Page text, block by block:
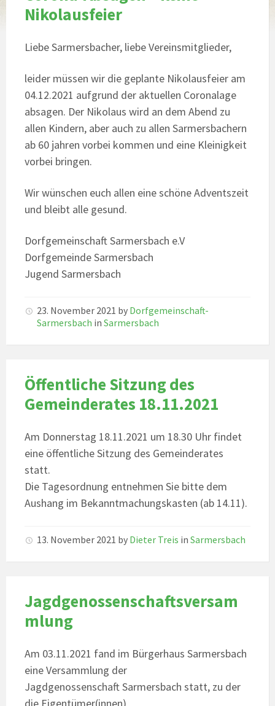
Nikolausfeier
Liebe Sarmersbacher, liebe Vereinsmitglieder,
leider müssen wir die geplante Nikolausfeier am
04.12.2021 aufgrund der aktuellen Coronalage
absagen. Der Nikolaus wird an dem Abend zu
allen Kindern, aber auch zu allen Sarmersbachern
ab 60 jahren vorbei kommen und eine Kleinigkeit
vorbei bringen.
Wir wünschen euch allen eine schöne Adventszeit
und bleibt alle gesund.
Dorfgemeinschaft Sarmersbach e.V
Dorfgemeinde Sarmersbach
Jugend Sarmersbach
23. November 2021 by Dorfgemeinschaft-
Sarmersbach in Sarmersbach
Öffentliche Sitzung des
Gemeinderates 18.11.2021
Am Donnerstag 18.11.2021 um 18.30 Uhr findet
eine öffentliche Sitzung des Gemeinderates
statt.
Die Tagesordnung entnehmen Sie bitte dem
Aushang im Bekanntmachungskasten (ab 14.11).
13. November 2021 by Dieter Treis in Sarmersbach
Jagdgenossenschaftsversam
mlung
Am 03.11.2021 fand im Bürgerhaus Sarmersbach
eine Versammlung der
Jagdgenossenschaft Sarmersbach statt, zu der